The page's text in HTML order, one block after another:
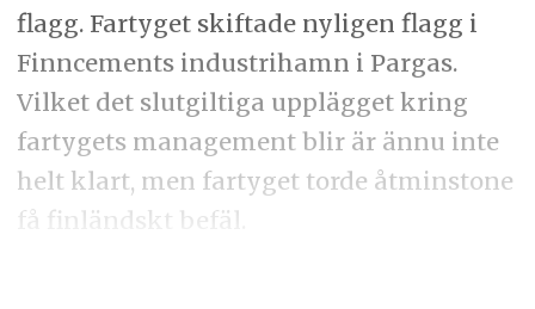
flagg. Fartyget skiftade nyligen flagg i
Finncements industrihamn i Pargas.
Vilket det slutgiltiga upplägget kring
fartygets management blir är ännu inte
helt klart, men fartyget torde åtminstone
få finländskt befäl.